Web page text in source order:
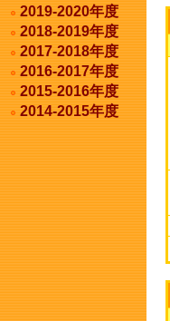
2019-2020年度
2018-2019年度
2017-2018年度
2016-2017年度
2015-2016年度
2014-2015年度